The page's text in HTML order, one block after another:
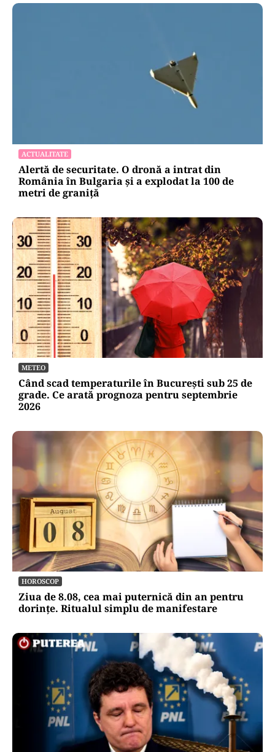
ACTUALITATE
Alertă de securitate. O dronă a intrat din
România în Bulgaria şi a explodat la 100 de
metri de graniţă
METEO
Când scad temperaturile în București sub 25 de
grade. Ce arată prognoza pentru septembrie
2026
HOROSCOP
Ziua de 8.08, cea mai puternică din an pentru
dorințe. Ritualul simplu de manifestare